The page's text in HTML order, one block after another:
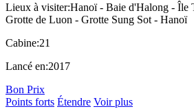
Lieux à visiter:Hanoï - Baie d'Halong - Île
Grotte de Luon - Grotte Sung Sot - Hanoï
Cabine:21
Lancé en:2017
Bon Prix
Points forts Étendre Voir plus